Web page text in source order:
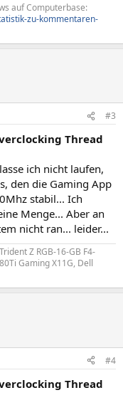
auf Computerbase:
zu-kommentaren-
#3
Thread
ich nicht laufen,
den die Gaming App
stabil... Ich
Menge... Aber an
nicht ran... leider...
Z RGB-16-GB F4-
Gaming X11G, Dell
#4
Thread